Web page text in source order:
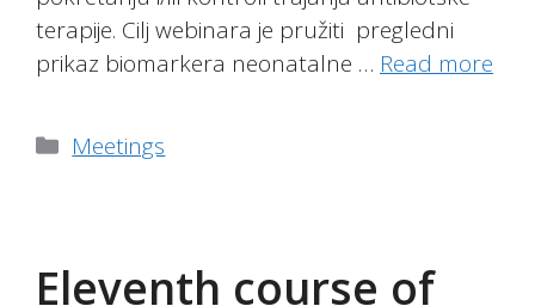
terapije. Cilj webinara je pružiti pregledni
prikaz biomarkera neonatalne … Read more
Categories
Meetings
Eleventh course of